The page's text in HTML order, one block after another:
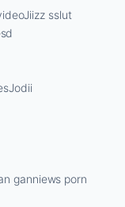
sslut
ganniews porn